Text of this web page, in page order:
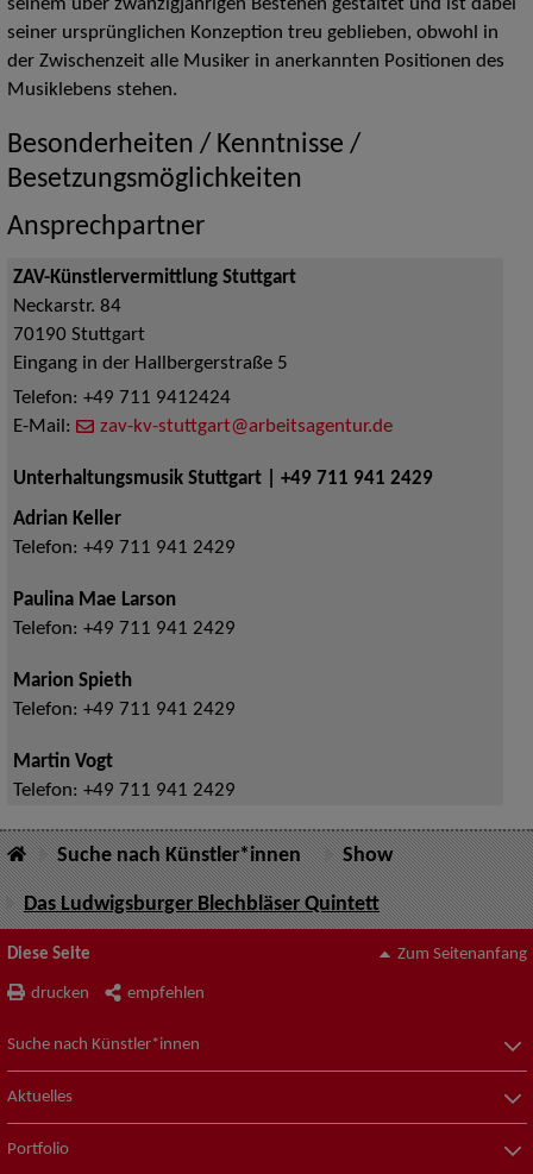
seinem über zwanzigjährigen Bestehen gestaltet und ist dabei
seiner ursprünglichen Konzeption treu geblieben, obwohl in
der Zwischenzeit alle Musiker in anerkannten Positionen des
Musiklebens stehen.
Besonderheiten / Kenntnisse /
Besetzungsmöglichkeiten
Ansprechpartner
ZAV-Künstlervermittlung Stuttgart
Neckarstr. 84
70190 Stuttgart
Eingang in der Hallbergerstraße 5
Telefon: +49 711 9412424
E-Mail:
zav-kv-stuttgart@arbeitsagentur.de
Unterhaltungsmusik Stuttgart | +49 711 941 2429
Adrian Keller
Telefon: +49 711 941 2429
Paulina Mae Larson
Telefon: +49 711 941 2429
Marion Spieth
Telefon: +49 711 941 2429
Martin Vogt
Telefon: +49 711 941 2429
Suche nach Künstler*innen Show
Das Ludwigsburger Blechbläser Quintett
Diese Seite
drucken empfehlen
Zum Seitenanfang
Suche nach Künstler*innen
Aktuelles
Portfolio